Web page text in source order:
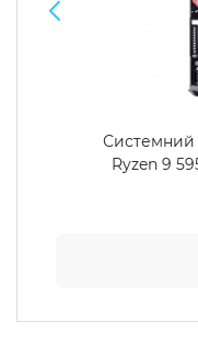
Системний
Ryzen 9